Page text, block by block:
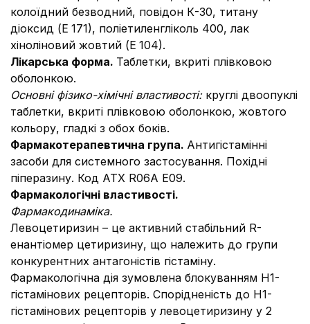
колоїдний безводний, повідон К-30, титану
діоксид (Е 171), поліетиленгліколь 400, лак
хіноліновий жовтий (Е 104).
Лікарська форма. Таблетки, вкриті плівковою
оболонкою.
Основні фізико-хімічні властивості: круглі двоопуклі
таблетки, вкриті плівковою оболонкою, жовтого
кольору, гладкі з обох боків.
Фармакотерапевтична група. Антигістамінні
засоби для системного застосування. Похідні
піперазину. Код АТХ R06A Е09.
Фармакологічні властивості.
Фармакодинаміка.
Левоцетиризин – це активний стабільний R-
енантіомер цетиризину, що належить до групи
конкурентних антагоністів гістаміну.
Фармакологічна дія зумовлена блокуванням Н1-
гістамінових рецепторів. Спорідненість до Н1-
гістамінових рецепторів у левоцетиризину у 2